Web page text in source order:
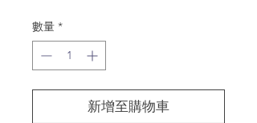
數量 *
新增至購物車